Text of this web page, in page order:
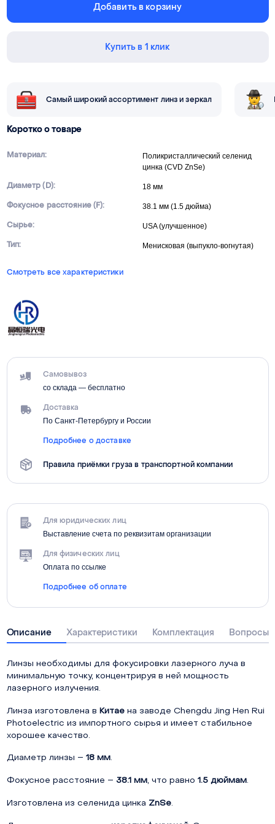
Добавить в корзину
Купить в 1 клик
Самый широкий ассортимент линз и зеркал
Коротко о товаре
Материал:
Поликристаллический селенид
цинка (CVD ZnSe)
Диаметр (D): 18 мм
Фокусное расстояние (F): 38.1 мм (1.5 дюйма)
Сырье: USA (улучшенное)
Тип: Менисковая (выпукло-вогнутая)
Смотреть все характеристики
Самовывоз
со склада — бесплатно
Доставка
По Санкт-Петербургу и России
Подробнее о доставке
Правила приёмки груза в транспортной компании
Для юридических лиц
Выставление счета по реквизитам организации
Для физических лиц
Оплата по ссылке
Подробнее об оплате
Описание Характеристики Комплектация Вопросы
Линзы необходимы для фокусировки лазерного луча в
минимальную точку, концентрируя в ней мощность
лазерного излучения.
Линза изготовлена в Китаена заводе Chengdu Jing Hen Rui
Photoelectric из импортного сырья и имеет стабильное
хорошее качество.
Диаметр линзы – 18 мм.
Фокусное расстояние – 38.1 мм, что равно 1.5 дюймам.
Изготовлена из селенида цинка ZnSe.